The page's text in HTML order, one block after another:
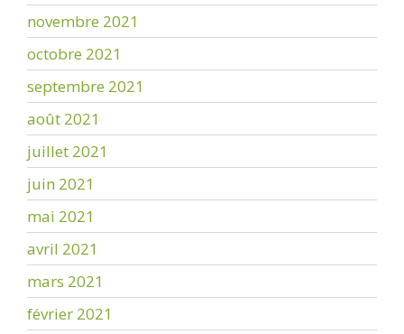
novembre 2021
octobre 2021
septembre 2021
août 2021
juillet 2021
juin 2021
mai 2021
avril 2021
mars 2021
février 2021